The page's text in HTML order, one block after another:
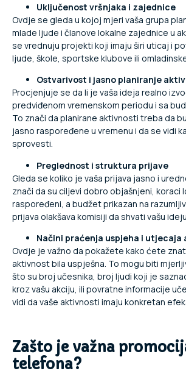
Uključenost vršnjaka i zajednice
Ovdje se gleda u kojoj mjeri vaša grupa
mlade ljude i članove lokalne zajednice u
se vrednuju projekti koji imaju širi uticaj i
ljude, škole, sportske klubove ili
Ostvarivost i jasno planiranje
Procjenjuje se da li je vaša ideja realno
predviđenom vremenskom periodu i sa
To znači da planirane aktivnosti treba da
jasno raspoređene u vremenu i da se vidi
sprovesti.
Preglednost i struktura prijave
Gleda se koliko je vaša prijava jasno i
znači da su ciljevi dobro objašnjeni, koraci
raspoređeni, a budžet prikazan na
prijava olakšava komisiji da shvati vašu ideju.
Načini praćenja uspjeha i utjecaja
Ovdje je važno da pokažete kako ćete
aktivnost bila uspješna. To mogu biti
što su broj učesnika, broj ljudi koji je
kroz vašu akciju, ili povratne informacije
vidi da vaše aktivnosti imaju konkretan
Zašto je važna
telefona?